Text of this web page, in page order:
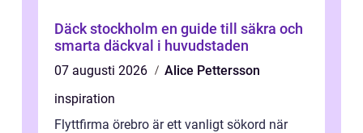
Däck stockholm en guide till säkra och
smarta däckval i huvudstaden
07 augusti 2026
Alice Pettersson
inspiration
Flyttfirma örebro är ett vanligt sökord när